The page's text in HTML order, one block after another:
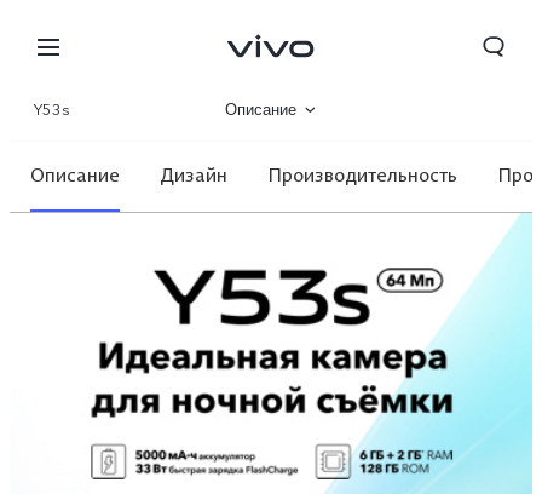
Tajikistan | Выберите страну/регион
Y53s Описание
Галерея
Описание Дизайн Производительность